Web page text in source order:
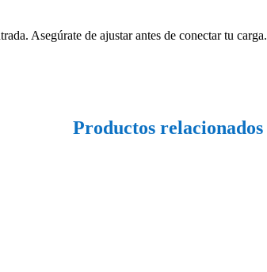
Asegúrate de ajustar antes de conectar tu carga.
Productos relacionados